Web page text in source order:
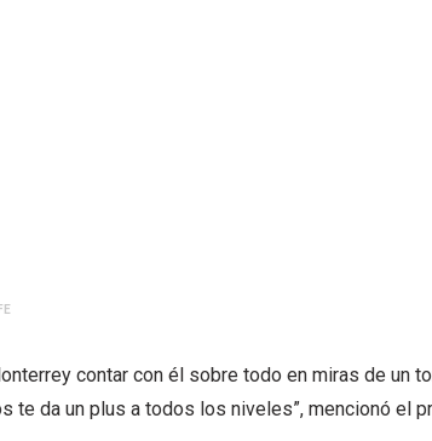
contar con él sobre todo en miras de un
te da un plus a todos los niveles”, mencionó el